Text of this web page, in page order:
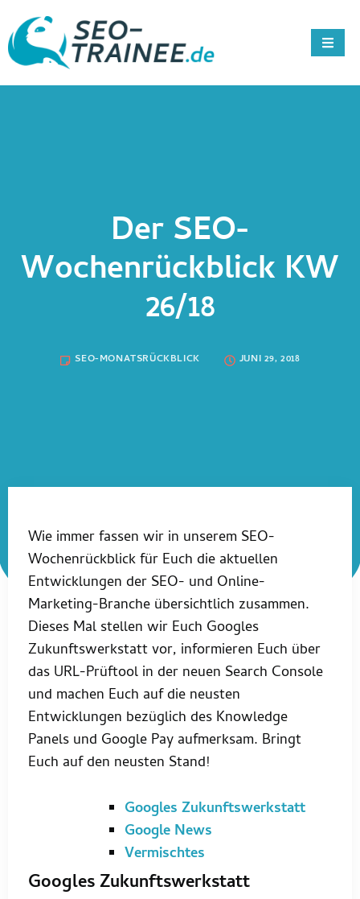
Der SEO-
Wochenrückblick KW
26/18
SEO-MONATSRÜCKBLICK JUNI 29, 2018
Wie immer fassen wir in unserem SEO-
Wochenrückblick für Euch die aktuellen
Entwicklungen der SEO- und Online-
Marketing-Branche übersichtlich zusammen.
Dieses Mal stellen wir Euch Googles
Zukunftswerkstatt vor, informieren Euch über
das URL-Prüftool in der neuen Search Console
und machen Euch auf die neusten
Entwicklungen bezüglich des Knowledge
Panels und Google Pay aufmerksam. Bringt
Euch auf den neusten Stand!
Googles Zukunftswerkstatt
Google News
Vermischtes
Googles Zukunftswerkstatt